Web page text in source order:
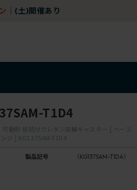
(土)開催あり
T1D4
動肘 抵抗付ウレタン双輪キャスター [ ベース:
ジ ] KG137SAM-T1D4
製品記号 （KG137SAM-T1D4）